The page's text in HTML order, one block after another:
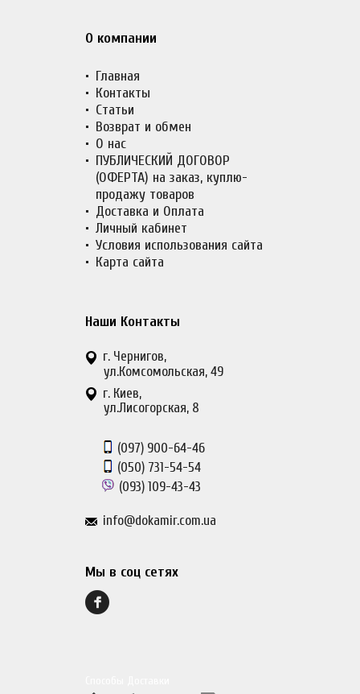
О компании
Главная
Контакты
Статьи
Возврат и обмен
О нас
ПУБЛИЧЕСКИЙ ДОГОВОР
(ОФЕРТА) на заказ, куплю-
продажу товаров
Доставка и Оплата
Личный кабинет
Условия использования сайта
Карта сайта
Наши Контакты
г. Чернигов,
ул.Комсомольская, 49
г. Киев,
ул.Лисогорская, 8
(097) 900-64-46
(050) 731-54-54
(093) 109-43-43
info@dokamir.com.ua
Мы в соц сетях